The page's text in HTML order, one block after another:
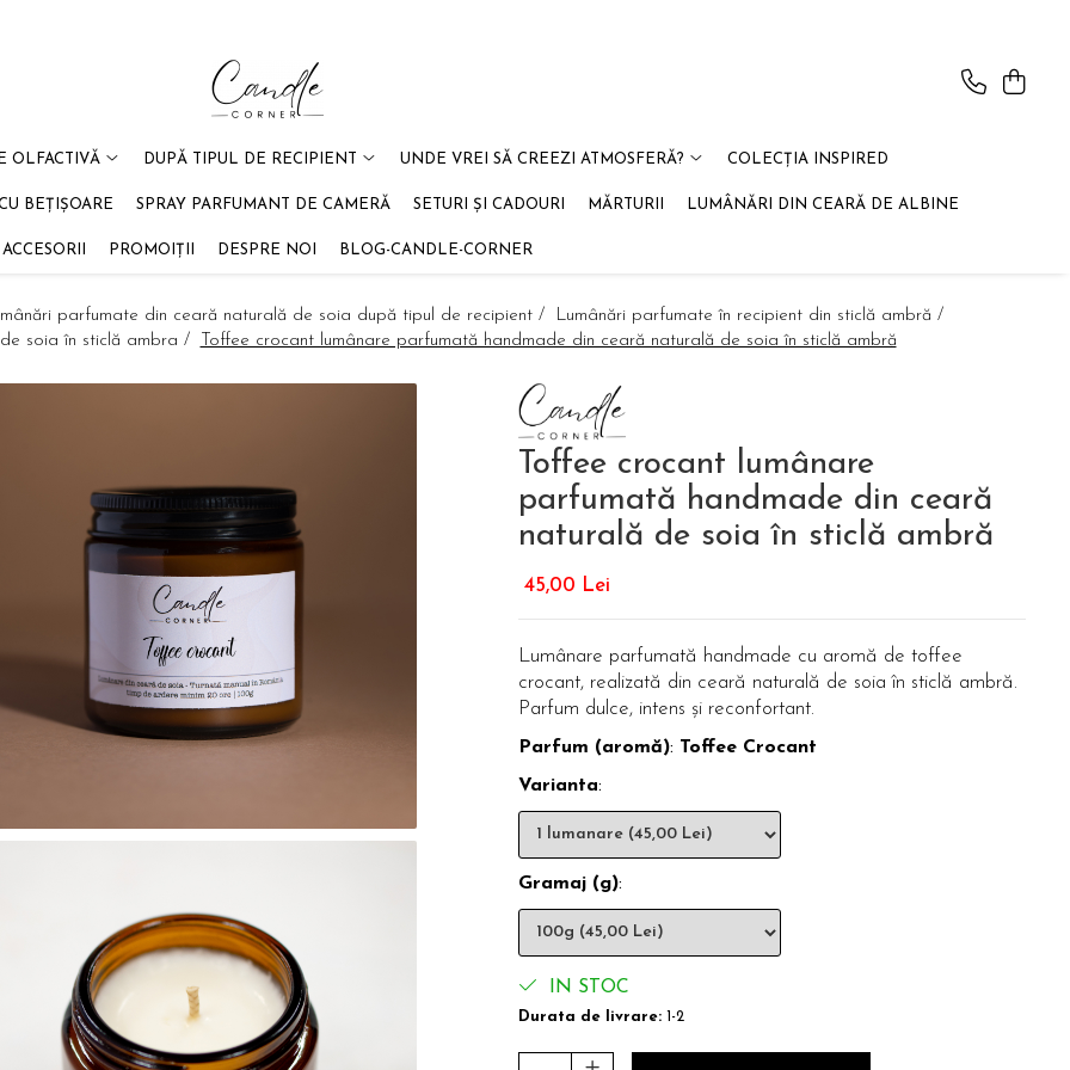
OLFACTIVĂ DUPĂ TIPUL DE RECIPIENT UNDE VREI SĂ CREEZI ATMOSFERĂ? COLECȚIA INSPIRED
BEȚIȘOARE SPRAY PARFUMANT DE CAMERĂ SETURI ȘI CADOURI MĂRTURII LUMÂNĂRI DIN CEARĂ DE ALBINE
ACCESORII PROMOIȚII DESPRE NOI BLOG-CANDLE-CORNER
parfumate din ceară naturală de soia după tipul de recipient /
Lumânări parfumate în recipient din sticlă ambră /
soia în sticlă ambra /
Toffee crocant lumânare parfumată handmade din ceară naturală de soia în sticlă ambră
Toffee crocant lumânare
parfumată handmade din ceară
naturală de soia în sticlă ambră
45,00 Lei
Lumânare parfumată handmade cu aromă de toffee
crocant, realizată din ceară naturală de soia în sticlă ambră.
Parfum dulce, intens și reconfortant.
Parfum (aromă): Toffee Crocant
Varianta:
Gramaj (g):
IN STOC
Durata de livrare: 1-2